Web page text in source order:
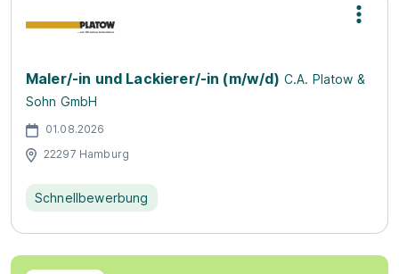
Maler/-in und Lackierer/-in (m/w/d) C.A. Platow &
Sohn GmbH
01.08.2026
22297 Hamburg
Schnellbewerbung